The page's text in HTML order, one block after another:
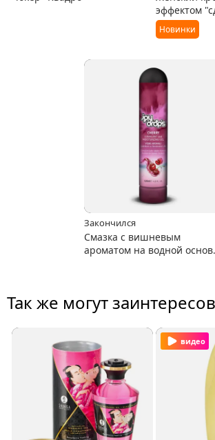
эффектом
Новинки
Закончился
Смазка с вишневым
ароматом на водной
Так же могут
видео